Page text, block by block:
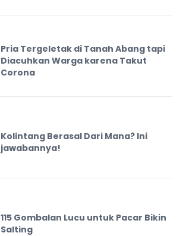
Pria Tergeletak di Tanah Abang tapi
Diacuhkan Warga karena Takut
Corona
Kolintang Berasal Dari Mana? Ini
jawabannya!
115 Gombalan Lucu untuk Pacar Bikin
Salting